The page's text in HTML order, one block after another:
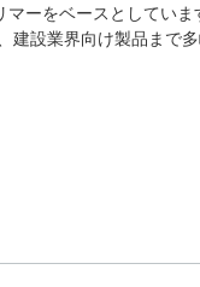
ーをベースとしてい
設業界向け製品まで多